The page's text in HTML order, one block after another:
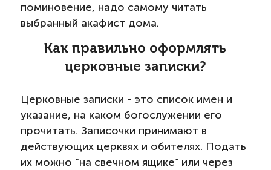
поминовение, надо самому читать
выбранный акафист дома.
Как правильно оформлять
церковные записки?
Церковные записки - это список имен и
указание, на каком богослужении его
прочитать. Записочки принимают в
действующих церквях и обителях. Подать
их можно “на свечном ящике” или через